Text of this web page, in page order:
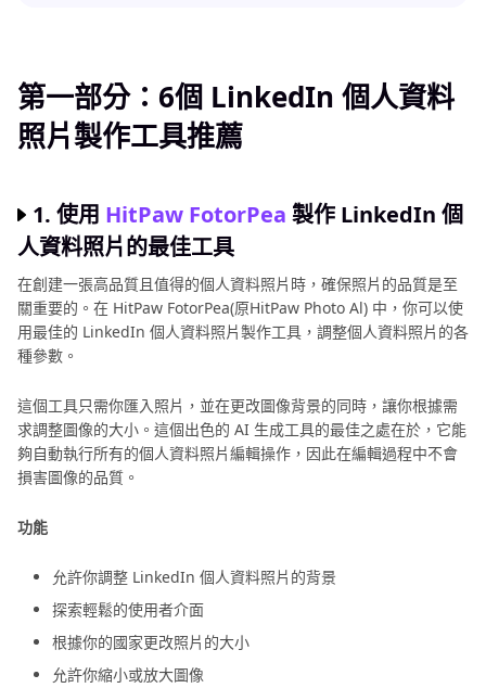
護
照
照
片
詳
解
如
何
在
家
製
護
照
照
形
象
照
作
指
其
它
AI
照
片
資
訊
第二部分：LinkedIn 個人資料照片製作工具常見問題
LinkedIn個資專業照製作總結
第一部分：6個 LinkedIn 個人資料
照片製作工具推薦
1. 使用 HitPaw FotorPea 製作 LinkedIn 個
人資料照片的最佳工具
在創建一張高品質且值得的個人資料照片時，確保照片的品質是至
關重要的。在 HitPaw FotorPea(原HitPaw Photo Al) 中，你可以使
用最佳的 LinkedIn 個人資料照片製作工具，調整個人資料照片的各
種參數。
這個工具只需你匯入照片，並在更改圖像背景的同時，讓你根據需
求調整圖像的大小。這個出色的 AI 生成工具的最佳之處在於，它能
夠自動執行所有的個人資料照片編輯操作，因此在編輯過程中不會
損害圖像的品質。
功能
允許你調整 LinkedIn 個人資料照片的背景
探索輕鬆的使用者介面
根據你的國家更改照片的大小
允許你縮小或放大圖像